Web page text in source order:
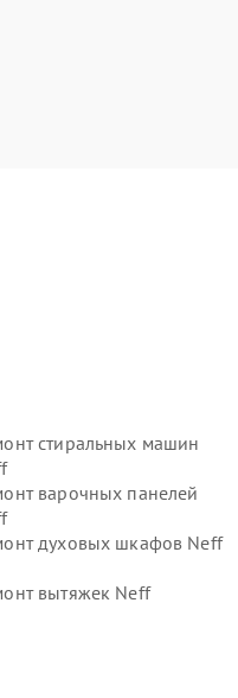
стиральных машин
варочных панелей
духовых шкафов Neff
вытяжек Neff